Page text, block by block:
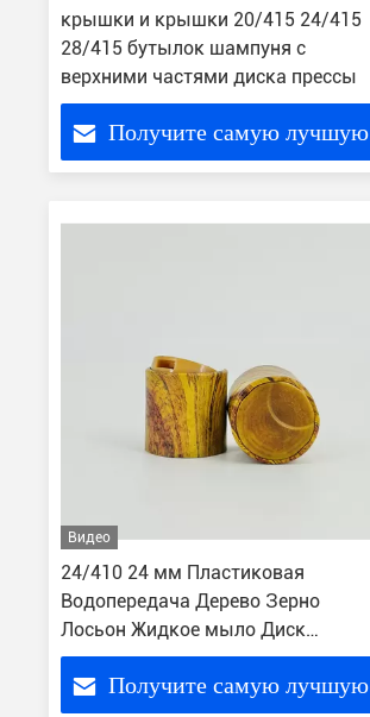
крышки и крышки 20/415 24/415
28/415 бутылок шампуня с
верхними частями диска прессы
Получите самую лучшую
Видео
24/410 24 мм Пластиковая
Водопередача Дерево Зерно
Лосьон Жидкое мыло Диск
верхняя крышка
Получите самую лучшую